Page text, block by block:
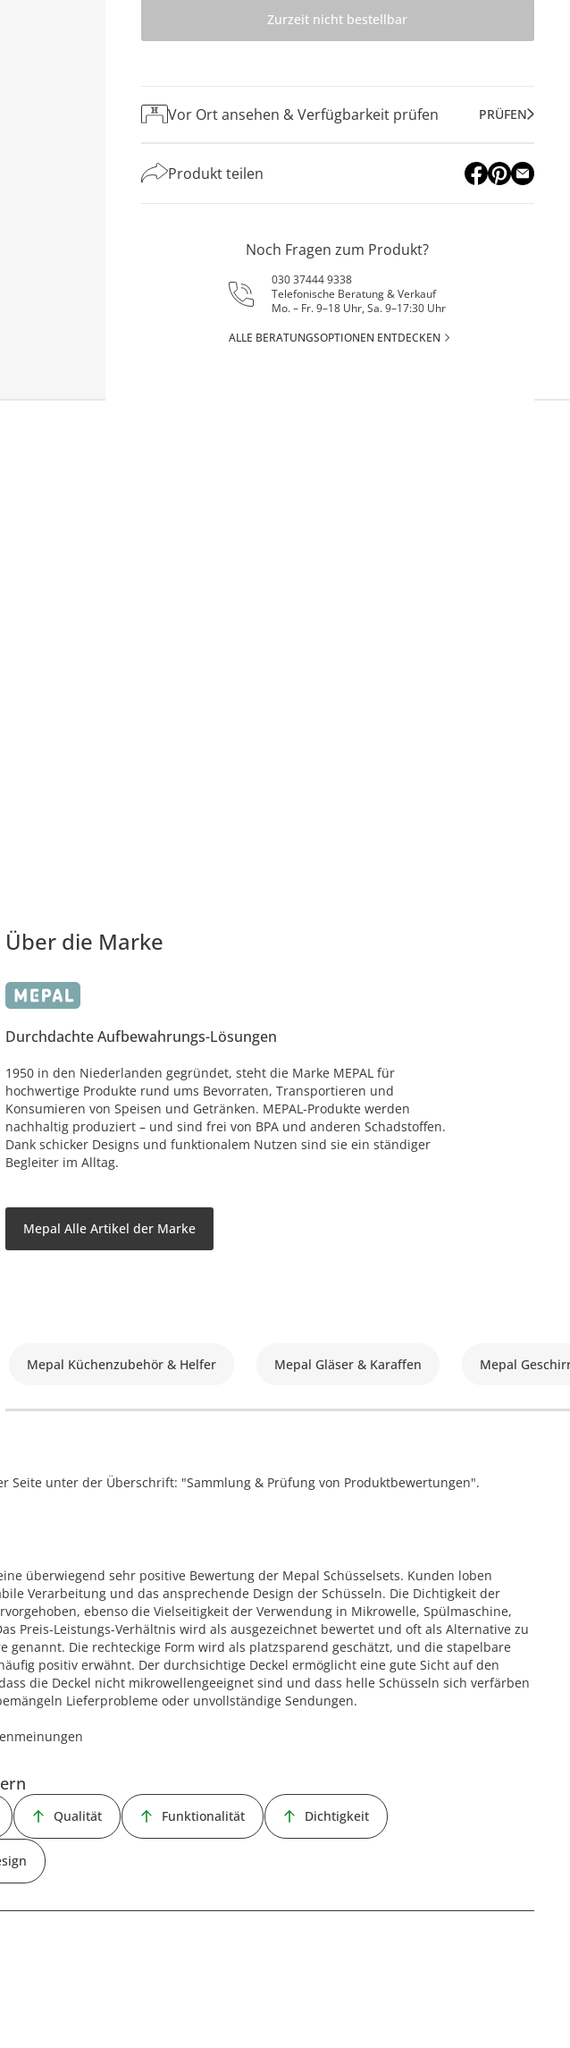
Zurzeit nicht bestellbar
Vor Ort ansehen & Verfügbarkeit prüfen PRÜFEN
Produkt teilen
Noch Fragen zum Produkt?
030 37444 9338
Telefonische Beratung & Verkauf
Mo. – Fr. 9–18 Uhr, Sa. 9–17:30 Uhr
ALLE BERATUNGSOPTIONEN ENTDECKEN
Über die Marke
Durchdachte Aufbewahrungs-Lösungen
1950 in den Niederlanden gegründet, steht die Marke MEPAL für
hochwertige Produkte rund ums Bevorraten, Transportieren und
Konsumieren von Speisen und Getränken. MEPAL-Produkte werden
nachhaltig produziert – und sind frei von BPA und anderen Schadstoffen.
Dank schicker Designs und funktionalem Nutzen sind sie ein ständiger
Begleiter im Alltag.
Mepal Alle Artikel der Marke
Mepal Küchenzubehör & Helfer Mepal Gläser & Karaffen Mepal
unter der Überschrift: "Sammlung & Prüfung von Produktbewertungen".
überwiegend sehr positive Bewertung der Mepal Schüsselsets. Kunden loben
Verarbeitung und das ansprechende Design der Schüsseln. Die Dichtigkeit der
ebenso die Vielseitigkeit der Verwendung in Mikrowelle, Spülmaschine,
Preis-Leistungs-Verhältnis wird als ausgezeichnet bewertet und oft als Alternative zu
genannt. Die rechteckige Form wird als platzsparend geschätzt, und die stapelbare
positiv erwähnt. Der durchsichtige Deckel ermöglicht eine gute Sicht auf den
die Deckel nicht mikrowellengeeignet sind und dass helle Schüsseln sich verfärben
Lieferprobleme oder unvollständige Sendungen.
Qualität Funktionalität Dichtigkeit